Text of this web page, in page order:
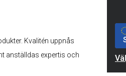
Kvalitén uppnås
anställdas expertis och